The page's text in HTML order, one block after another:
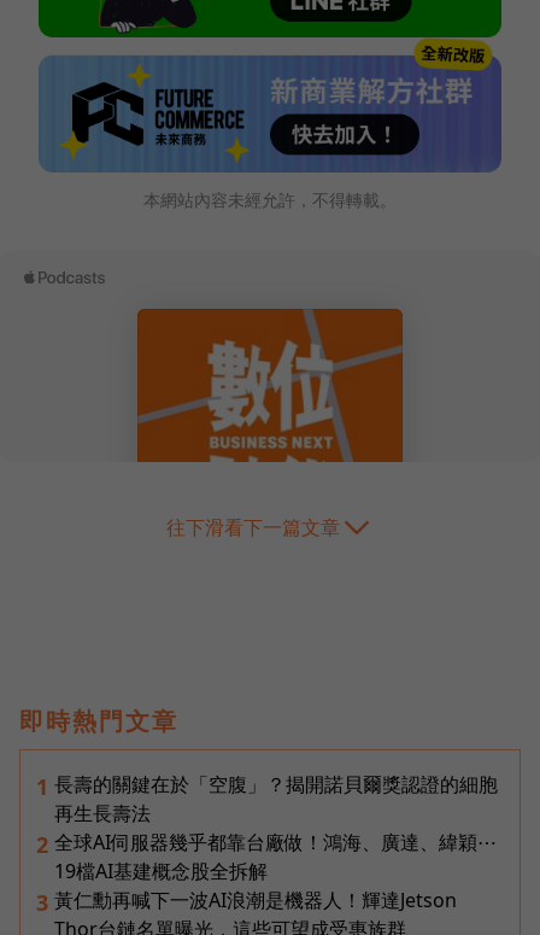
本網站內容未經允許，不得轉載。
往下滑看下一篇文章
即時熱門文章
1 長壽的關鍵在於「空腹」？揭開諾貝爾獎認證的細胞
再生長壽法
2 全球AI伺服器幾乎都靠台廠做！鴻海、廣達、緯穎⋯
19檔AI基建概念股全拆解
3 黃仁勳再喊下一波AI浪潮是機器人！輝達Jetson
Thor台鏈名單曝光，這些可望成受惠族群